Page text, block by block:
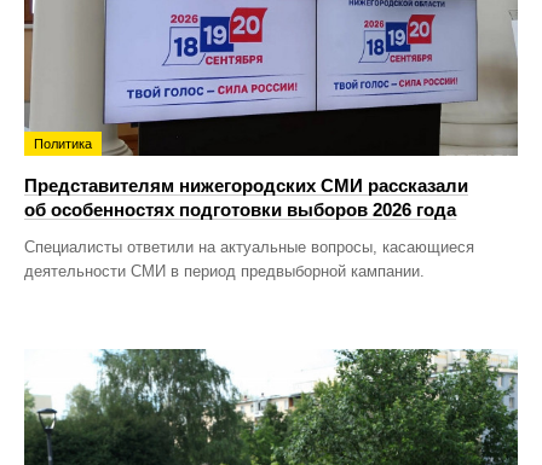
Политика
Представителям нижегородских СМИ рассказали
об особенностях подготовки выборов 2026 года
Специалисты ответили на актуальные вопросы, касающиеся
деятельности СМИ в период предвыборной кампании.